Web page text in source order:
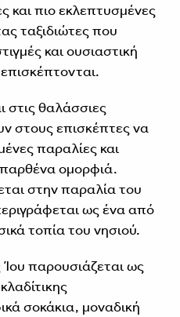
και πιο εκλεπτυσμένες
ταξιδιώτες που
και ουσιαστική
στις θαλάσσιες
στους επισκέπτες να
παραλίες και
ομορφιά.
στην παραλία του
ως ένα από
τοπία του νησιού.
παρουσιάζεται ως
σοκάκια, μοναδική